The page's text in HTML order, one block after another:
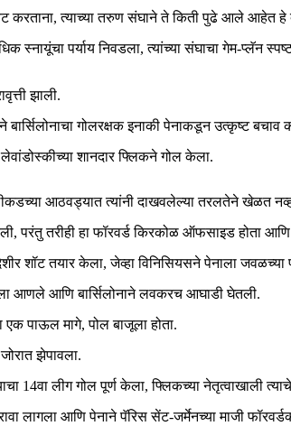
करताना, त्याच्या तरुण संघाने ते किती पुढे आले आहेत हे
स्नायूंचा पर्याय निवडला, त्यांच्या संघाचा गेम-प्लॅन
झाली.
गोलरक्षक इनाकी पेनाकडून उत्कृष्ट
शानदार फ्लिकने गोल केला.
आठवड्यात त्यांनी दाखवलेल्या तरलतेने खेळत
परंतु तरीही हा फॉरवर्ड किरकोळ ऑफसाइड होता
शॉट तयार केला, जेव्हा विनिसियसने पेनाला
आणले आणि बार्सिलोनाने लवकरच आघाडी घेतली.
पाऊल मागे, पोल बाजूला होता.
झेपावला.
14वा लीग गोल पूर्ण केला, फ्लिकच्या नेतृत्वाखाली
लागला आणि पेनाने पॅरिस सेंट-जर्मेनच्या माजी